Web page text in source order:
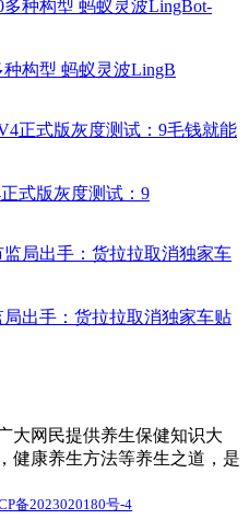
构型 蚂蚁灵波LingB
式版灰度测试：9
出手：货拉拉取消独家车贴
大网民提供养生保健知识大
健康养生方法等养生之道，是
备2023020180号-4